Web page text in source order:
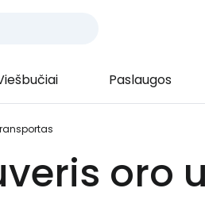
Paslaugos
oro